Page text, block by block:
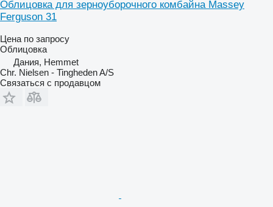
Облицовка для зерноуборочного комбайна Massey
Ferguson 31
Цена по запросу
Облицовка
Дания, Hemmet
Chr. Nielsen - Tingheden A/S
Связаться с продавцом